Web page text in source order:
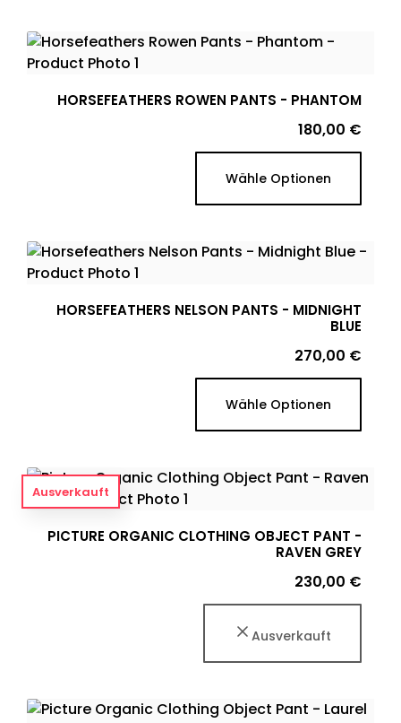
HORSEFEATHERS ROWEN PANTS - PHANTOM
Preis
180,00 €
Wähle Optionen
HORSEFEATHERS NELSON PANTS - MIDNIGHT
BLUE
Preis
270,00 €
Wähle Optionen
PICTURE ORGANIC CLOTHING OBJECT PANT -
RAVEN GREY
Preis
230,00 €
Ausverkauft
Ausverkauft